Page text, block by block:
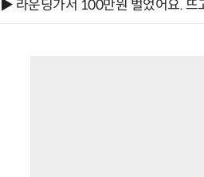
▶ 라운딩가서 100만원 벌었어요. 뜨